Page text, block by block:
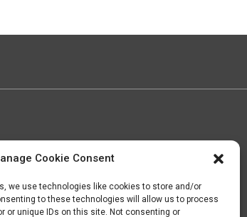
Cookie Consent
we use technologies like cookies to store and/or
to these technologies will allow us to process
or unique IDs on this site. Not consenting or